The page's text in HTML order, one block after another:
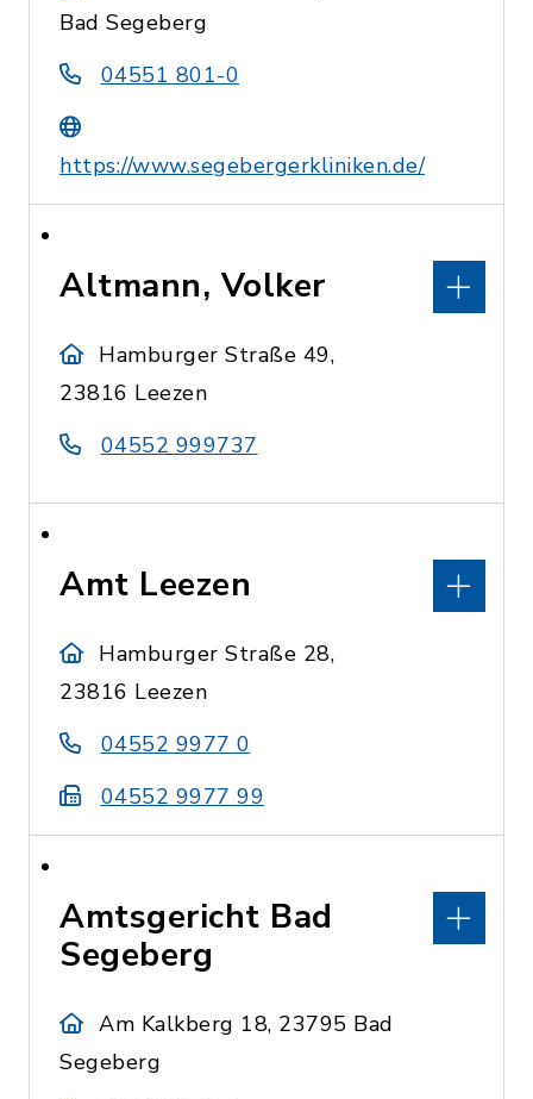
Bad Segeberg
04551 801-0
https://www.segebergerkliniken.de/
Altmann, Volker
Hamburger Straße 49,
23816 Leezen
04552 999737
Amt Leezen
Hamburger Straße 28,
23816 Leezen
04552 9977 0
04552 9977 99
Amtsgericht Bad
Segeberg
Am Kalkberg 18, 23795 Bad
Segeberg